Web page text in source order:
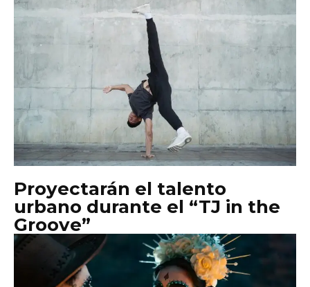
Proyectarán el talento
urbano durante el “TJ in the
Groove”